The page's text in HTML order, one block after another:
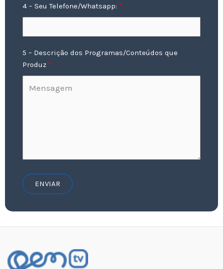
4 – Seu Telefone/Whatsapp:
5 – Descrição dos Programas/Conteúdos que
Produz
ENVIAR